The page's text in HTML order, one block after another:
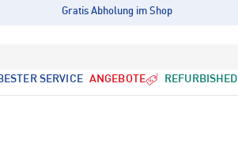
Gratis Abholung im Shop
SERVICE ANGEBOTE REFURBISHED